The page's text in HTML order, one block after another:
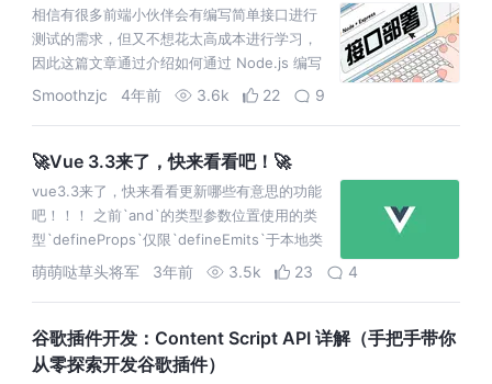
相信有很多前端小伙伴会有编写简单接口进行
测试的需求，但又不想花太高成本进行学习，
因此这篇文章通过介绍如何通过 Node.js 编写
简单接口并部署，来实现这个小需求
Smoothzjc 4年前 3.6k 22 9
🚀Vue 3.3来了，快来看看吧！🚀
vue3.3来了，快来看看更新哪些有意思的功能
吧！！！ 之前`and`的类型参数位置使用的类
型`defineProps`仅限`defineEmits`于本地类
型，只支持类型字面量和接口。这是因为 `V
萌萌哒草头将军 3年前 3.5k 23 4
谷歌插件开发：Content Script API 详解（手把手带你
从零探索开发谷歌插件）